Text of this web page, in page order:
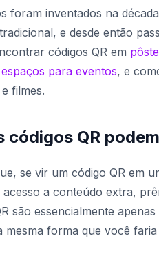
foram inventados na
e desde então
códigos QR em
espaços para eventos, e
filmes.
códigos QR
se vir um código QR em
a conteúdo extra,
são essencialmente
mesma forma que você